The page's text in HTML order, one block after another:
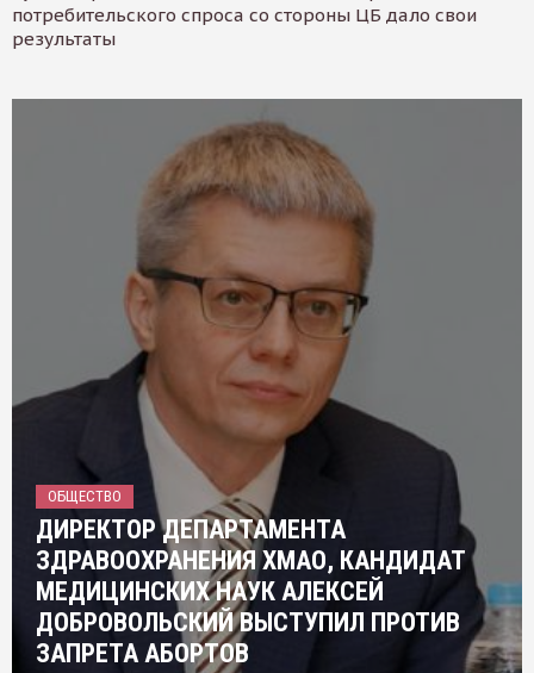
потребительского спроса со стороны ЦБ дало свои
результаты
ОБЩЕСТВО
ДИРЕКТОР ДЕПАРТАМЕНТА
ЗДРАВООХРАНЕНИЯ ХМАО, КАНДИДАТ
МЕДИЦИНСКИХ НАУК АЛЕКСЕЙ
ДОБРОВОЛЬСКИЙ ВЫСТУПИЛ ПРОТИВ
ЗАПРЕТА АБОРТОВ